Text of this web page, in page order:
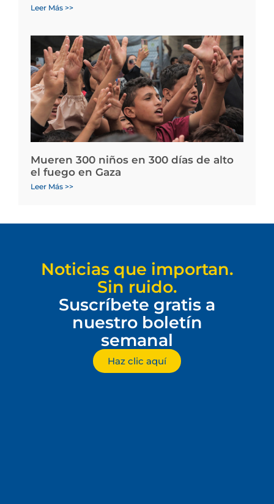
Leer Más >>
Mueren 300 niños en 300 días de alto
el fuego en Gaza
Leer Más >>
Noticias que importan.
Sin ruido.
Suscríbete gratis a
nuestro boletín
semanal
Haz clic aquí